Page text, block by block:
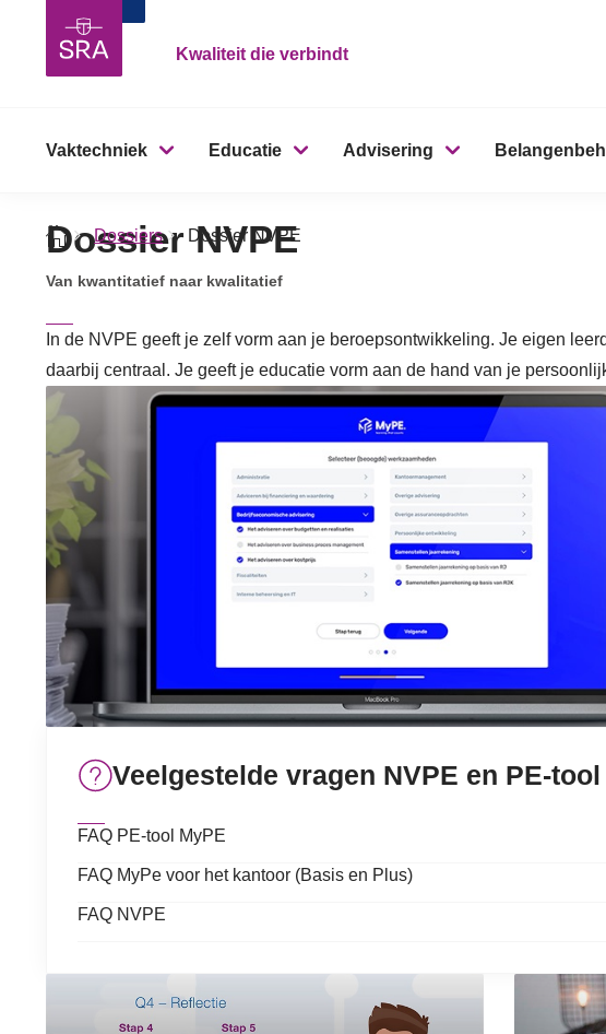
Kwaliteit die verbindt
Vaktechniek Educatie Advisering
Dossiers Dossier NVPE
Dossier NVPE
Van kwantitatief naar kwalitatief
In de NVPE geeft je zelf vorm aan je beroepsontwikkeling. Je eigen
daarbij centraal. Je geeft je educatie vorm aan de hand van je
Veelgestelde vragen NVPE en PE-tool
FAQ PE-tool MyPE
FAQ MyPe voor het kantoor (Basis en Plus)
FAQ NVPE